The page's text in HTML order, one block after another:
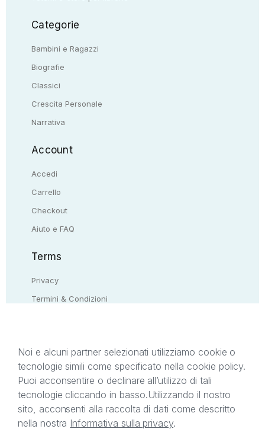
Categorie
Bambini e Ragazzi
Biografie
Classici
Crescita Personale
Narrativa
Account
Accedi
Carrello
Checkout
Aiuto e FAQ
Terms
Privacy
Termini & Condizioni
Il presente sito web è di proprietà di StreetLib S.r.l.
titolare di tutti i diritti di proprietà intellettuale
afferenti ai marchi, loghi e segni distintivi presenti
sul sito web. Si invita l’utente a prendere visione
Noi e alcuni partner selezionati utilizziamo cookie o
tecnologie simili come specificato nella cookie policy.
Puoi acconsentire o declinare all’utilizzo di tali
tecnologie cliccando in basso.Utilizzando il nostro
sito, acconsenti alla raccolta di dati come descritto
nella nostra Informativa sulla privacy.